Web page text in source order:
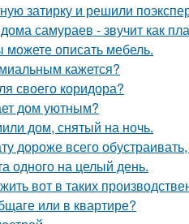
затирку и решили
самураев - звучит как
описать мебель.
кажется?
своего коридора?
дом уютным?
дом, снятый на ночь.
дороже всего
одного на целый день.
вот в таких
или в квартире?